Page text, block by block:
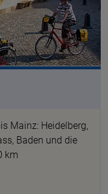
Mainz: Heidelberg,
Baden und die
km